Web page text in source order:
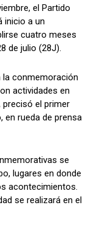
el Partido
inicio a un
cuatro meses
de julio (28J).
conmemoración
actividades en
precisó el primer
en rueda de prensa
se
lugares en donde
acontecimientos.
se realizará en el